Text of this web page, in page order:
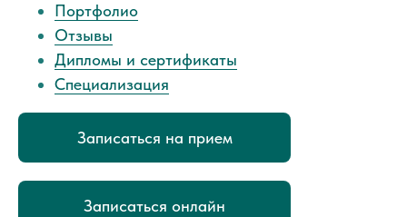
Портфолио
Отзывы
Дипломы и сертификаты
Специализация
Записаться онлайн
Записаться на прием